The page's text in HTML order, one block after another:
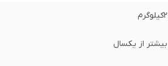
2کیلوگرم
بیشتر از یکسال